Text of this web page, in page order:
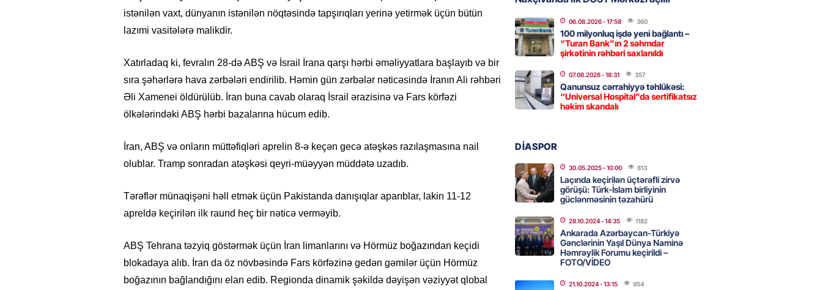
istənilən vaxt, dünyanın istənilən nöqtəsində tapşırıqları yerinə yetirmək üçün bütün
lazımi vasitələrə malikdir.
Xatırladaq ki, fevralın 28-də ABŞ və İsrail İrana qarşı hərbi əməliyyatlara başlayıb və bir
sıra şəhərlərə hava zərbələri endirilib. Həmin gün zərbələr nəticəsində İranın Ali rəhbəri
Əli Xamenei öldürülüb. İran buna cavab olaraq İsrail ərazisinə və Fars körfəzi
ölkələrindəki ABŞ hərbi bazalarına hücum edib.
İran, ABŞ və onların müttəfiqləri aprelin 8-ə keçən gecə atəşkəs razılaşmasına nail
olublar. Tramp sonradan atəşkəsi qeyri-müəyyən müddətə uzadıb.
Tərəflər münaqişəni həll etmək üçün Pakistanda danışıqlar aparıblar, lakin 11-12
apreldə keçirilən ilk raund heç bir nəticə verməyib.
ABŞ Tehrana təzyiq göstərmək üçün İran limanlarını və Hörmüz boğazından keçidi
blokadaya alıb. İran da öz növbəsində Fars körfəzinə gedən gəmilər üçün Hörmüz
boğazının bağlandığını elan edib. Regionda dinamik şəkildə dəyişən vəziyyət qlobal
GÜNDƏM
Ülviyyə İlyasova fəhləyə borclu qalıb?
07.08.2026 - 16:45
MANŞET
“Birgə Strateji Müdafiə Sazişi”nin
əhəmiyyəti nədir? -ŞƏRH
İDMAN
Albaniya klubuna keçən Kamil
“Liverpul”da oynamaq istəyir
07.08.2026- 16:15
HADISƏ
Tovuzda qadın qətlə yetirildi – Şübhəli
qardaşı oğludur
- 16:00
06.08.2026- 17:58 360
100 milyonluq işdə yeni bağlantı –
“Turan Bank”ın 2 səhmdar
şirkətinin rəhbəri saxlanıldı
07.08.2026- 18:31 357
Qanunsuz cərrahiyyə təhlükəsi:
“Universal Hospital”da sertifikatsız
həkim skandalı
DİASPOR
30.05.2025- 10:00 813
Laçında keçirilən üçtərəfli zirvə
görüşü: Türk-İslam birliyinin
güclənməsinin təzahürü
28.10.2024- 14:35 1182
Ankarada Azərbaycan-Türkiyə
Gənclərinin Yaşıl Dünya Naminə
Həmrəylik Forumu keçirildi –
FOTO/VİDEO
21.10.2024- 13:15 954